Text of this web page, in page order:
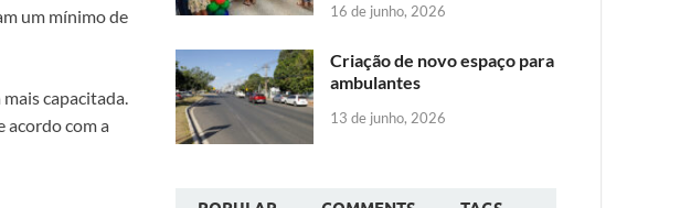
um mínimo de
capacitada.
acordo com a
16 de junho, 2026
Criação de novo espaço para
ambulantes
13 de junho, 2026